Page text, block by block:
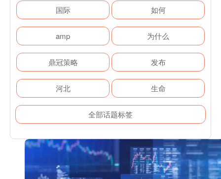
国际 如何
amp 为什么
鼎冠策略 发布
河北 生命
全部话题标签